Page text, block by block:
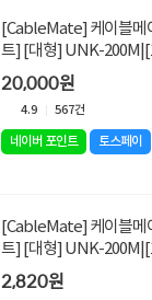
[CableMate] 케이블메
트] [대형] UNK-
20,000원
4.9 567건
네이버 포인트 토스페이
[CableMate] 케이블메
트] [대형] UNK-
2,820원